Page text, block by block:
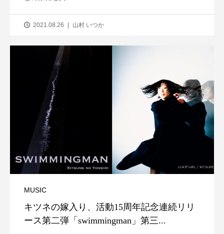
2021.08.26 山村 いつか
MUSIC
キツネの嫁入り、活動15周年記念連続リリ
ース第二弾「swimmingman」第三...